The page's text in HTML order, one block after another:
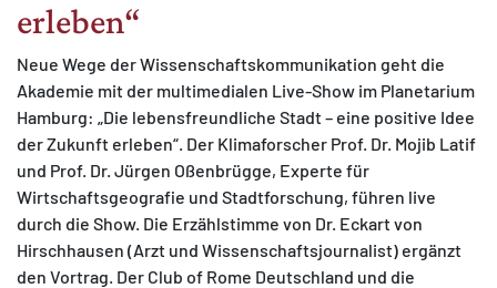
erleben“
Neue Wege der Wissenschaftskommunikation geht die
Akademie mit der multimedialen Live-Show im Planetarium
Hamburg: „Die lebensfreundliche Stadt – eine positive Idee
der Zukunft erleben“. Der Klimaforscher Prof. Dr. Mojib Latif
und Prof. Dr. Jürgen Oßenbrügge, Experte für
Wirtschaftsgeografie und Stadtforschung, führen live
durch die Show. Die Erzählstimme von Dr. Eckart von
Hirschhausen (Arzt und Wissenschaftsjournalist) ergänzt
den Vortrag. Der Club of Rome Deutschland und die